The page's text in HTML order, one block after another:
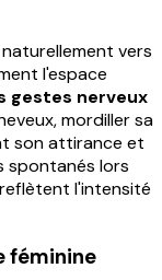
vers
l'espace
gestes nerveux
mordiller sa
son attirance et
spontanés lors
l'intensité
féminine